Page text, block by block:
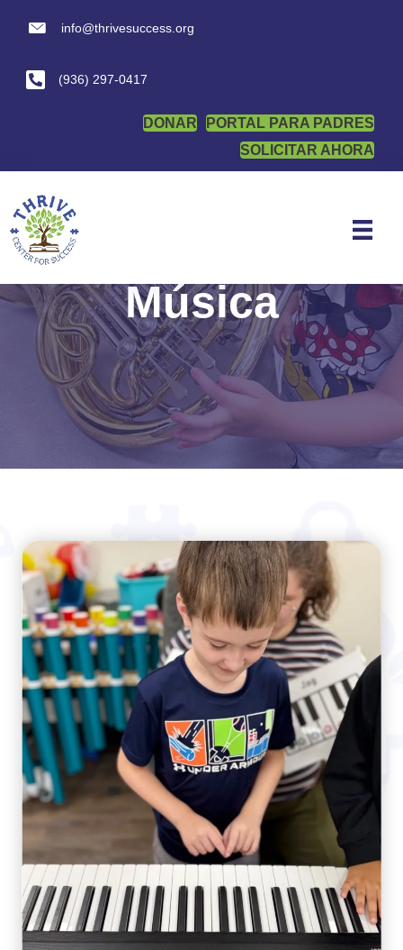
info@thrivesuccess.org
info@thrivesuccess.org
(936) 297-0417
DONAR
PORTAL PARA PADRES
SOLICITAR AHORA
Música